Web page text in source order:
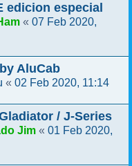
edicion especial
« 07 Feb 2020,
AluCab
« 02 Feb 2020, 11:14
/ J-Series
Jim « 01 Feb 2020,